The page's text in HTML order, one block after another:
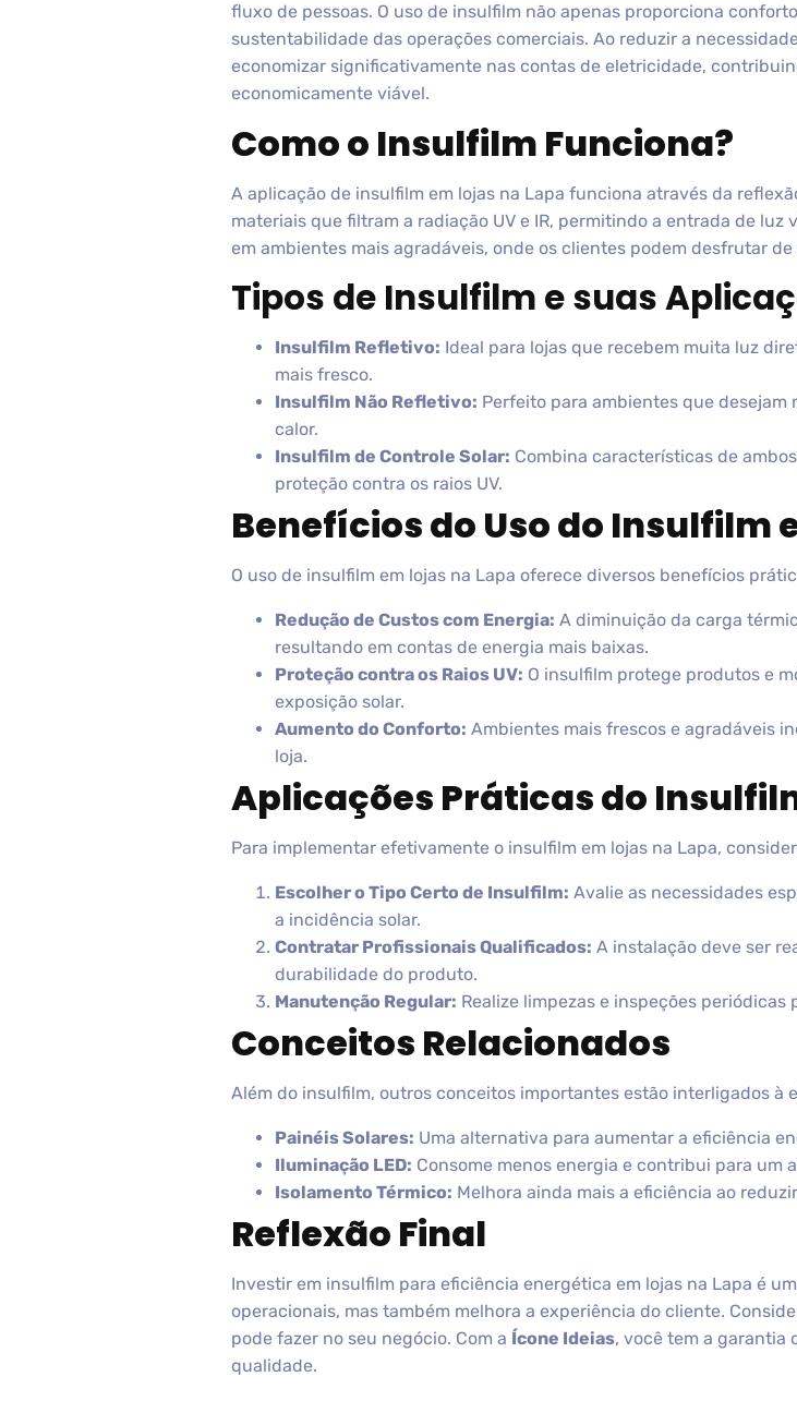
fluxo de pessoas. O uso de insulfilm não apenas proporciona
sustentabilidade das operações comerciais. Ao reduzir a
economizar significativamente nas contas de eletricidade,
economicamente viável.
Como o Insulfilm Funciona?
A aplicação de insulfilm em lojas na Lapa funciona através da
materiais que filtram a radiação UV e IR, permitindo a entrada de
em ambientes mais agradáveis, onde os clientes podem desfrutar
Tipos de Insulfilm e suas
Insulfilm Refletivo: Ideal para lojas que recebem muita luz
mais fresco.
Insulfilm Não Refletivo: Perfeito para ambientes que
calor.
Insulfilm de Controle Solar: Combina características de
proteção contra os raios UV.
Benefícios do Uso do Insulfilm
O uso de insulfilm em lojas na Lapa oferece diversos benefícios
Redução de Custos com Energia: A diminuição da carga
resultando em contas de energia mais baixas.
Proteção contra os Raios UV: O insulfilm protege produtos e
exposição solar.
Aumento do Conforto: Ambientes mais frescos e agradáveis
loja.
Aplicações Práticas do
Para implementar efetivamente o insulfilm em lojas na Lapa,
Escolher o Tipo Certo de Insulfilm: Avalie as necessidades
a incidência solar.
Contratar Profissionais Qualificados: A instalação deve ser
durabilidade do produto.
Manutenção Regular: Realize limpezas e inspeções
Conceitos Relacionados
Além do insulfilm, outros conceitos importantes estão interligados à
Painéis Solares: Uma alternativa para aumentar a eficiência
Iluminação LED: Consome menos energia e contribui para um
Isolamento Térmico: Melhora ainda mais a eficiência ao
Reflexão Final
Investir em insulfilm para eficiência energética em lojas na Lapa é
operacionais, mas também melhora a experiência do cliente.
pode fazer no seu negócio. Com a Ícone Ideias, você tem a garantia
qualidade.